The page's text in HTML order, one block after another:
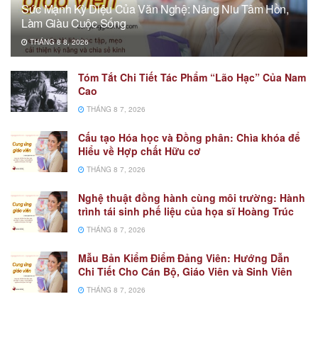
Sức Mạnh Kỳ Diệu Của Văn Nghệ: Nâng Niu Tâm Hồn,
Làm Giàu Cuộc Sống
THÁNG 8 8, 2026
Tóm Tắt Chi Tiết Tác Phẩm “Lão Hạc” Của Nam
Cao
THÁNG 8 7, 2026
Cấu tạo Hóa học và Đồng phân: Chìa khóa để
Hiểu về Hợp chất Hữu cơ
THÁNG 8 7, 2026
Nghệ thuật đồng hành cùng môi trường: Hành
trình tái sinh phế liệu của họa sĩ Hoàng Trúc
THÁNG 8 7, 2026
Mẫu Bản Kiểm Điểm Đảng Viên: Hướng Dẫn
Chi Tiết Cho Cán Bộ, Giáo Viên và Sinh Viên
THÁNG 8 7, 2026